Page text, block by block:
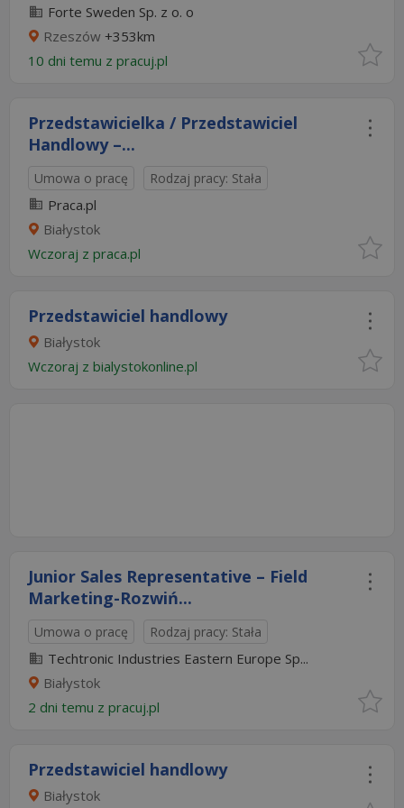
Forte Sweden Sp. z o. o
Rzeszów +353km
10 dni temu z pracuj.pl
Przedstawicielka / Przedstawiciel
Handlowy –...
Umowa o pracę Rodzaj pracy: Stała
Praca.pl
Białystok
Wczoraj z praca.pl
Przedstawiciel handlowy
Białystok
Wczoraj z bialystokonline.pl
Junior Sales Representative – Field
Marketing-Rozwiń...
Umowa o pracę Rodzaj pracy: Stała
Techtronic Industries Eastern Europe Sp...
Białystok
2 dni temu z pracuj.pl
Przedstawiciel handlowy
Białystok